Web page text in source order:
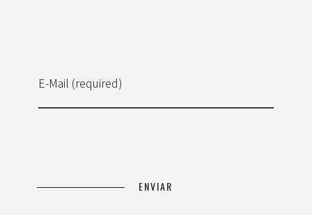
E-Mail (required)